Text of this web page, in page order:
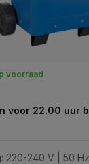
voorraad
voor 22.00 uur
220-240 V | 50 Hz